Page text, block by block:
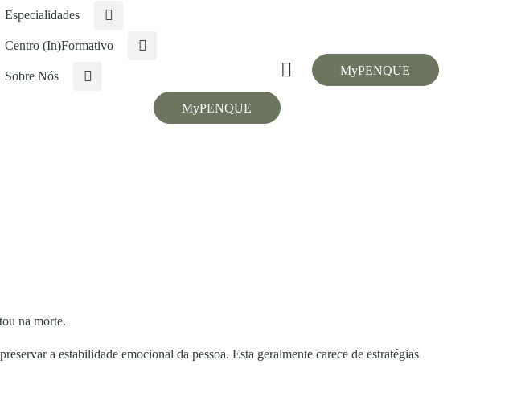
Especialidades
Centro (In)Formativo
Sobre Nós
MyPENQUE
MyPENQUE
na morte.
a estabilidade emocional da pessoa. Esta geralmente carece de estratégias